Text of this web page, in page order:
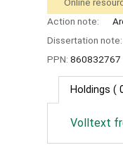
Action note:
Dissertation note:
PPN: 860832767
Holdings (
Volltext